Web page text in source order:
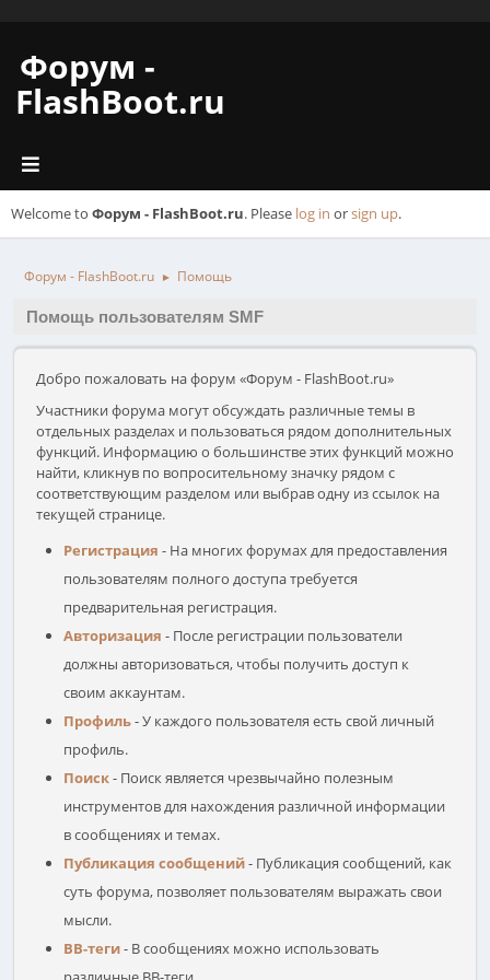
Форум -
FlashBoot.ru
Welcome to Форум - FlashBoot.ru. Please log in orsign up.
Форум - FlashBoot.ru ► Помощь
Помощь пользователям SMF
Добро пожаловать на форум «Форум - FlashBoot.ru»
Участники форума могут обсуждать различные темы в
отдельных разделах и пользоваться рядом дополнительных
функций. Информацию о большинстве этих функций можно
найти, кликнув по вопросительному значку рядом с
соответствующим разделом или выбрав одну из ссылок на
текущей странице.
Регистрация - На многих форумах для предоставления
пользователям полного доступа требуется
предварительная регистрация.
Авторизация - После регистрации пользователи
должны авторизоваться, чтобы получить доступ к
своим аккаунтам.
Профиль- У каждого пользователя есть свой личный
профиль.
Поиск- Поиск является чрезвычайно полезным
инструментов для нахождения различной информации
в сообщениях и темах.
Публикация сообщений- Публикация сообщений, как
суть форума, позволяет пользователям выражать свои
мысли.
BB-теги- В сообщениях можно использовать